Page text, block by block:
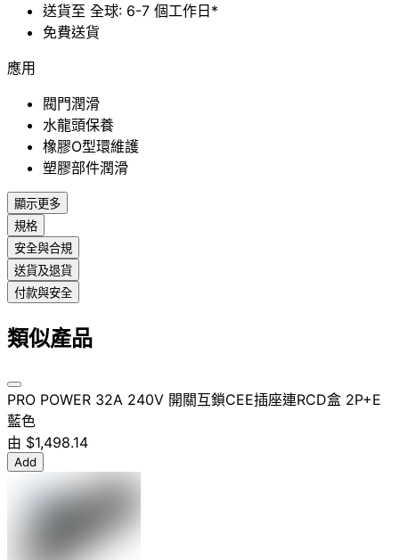
送貨至 全球: 6-7 個工作日*
免費送貨
應用
閥門潤滑
水龍頭保養
橡膠O型環維護
塑膠部件潤滑
顯示更多
規格
安全與合規
送貨及退貨
付款與安全
類似產品
PRO POWER 32A 240V 開關互鎖CEE插座連RCD盒 2P+E
藍色
由 $1,498.14
Add